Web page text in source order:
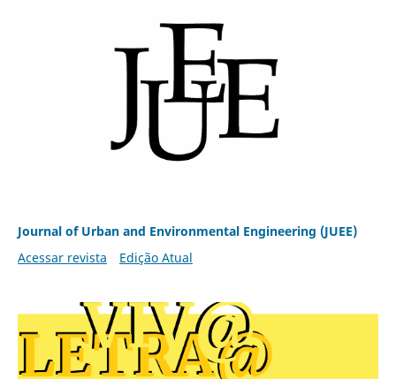
Journal of Urban and Environmental Engineering (JUEE)
Acessar revista
Edição Atual